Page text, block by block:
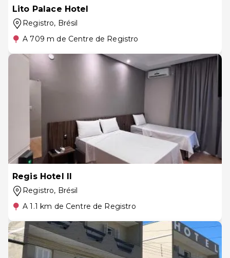
Lito Palace Hotel
Registro, Brésil
A 709 m de Centre de Registro
Regis Hotel II
Registro, Brésil
A 1.1 km de Centre de Registro